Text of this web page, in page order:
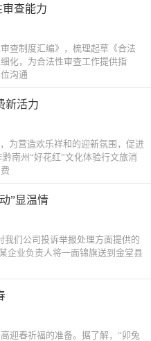
查能力
查制度汇编》，梳理起草《合法
化，为合法性审查工作提供指
沟通
新活力
为营造欢乐祥和的迎新氛围，促进
南州“好花红”文化体验行文旅消
”显温情
我们公司投诉举报处理方面提供的
企业负责人将一面锦旗送到金堂县
迎春祈福的准备。据了解，“卯兔